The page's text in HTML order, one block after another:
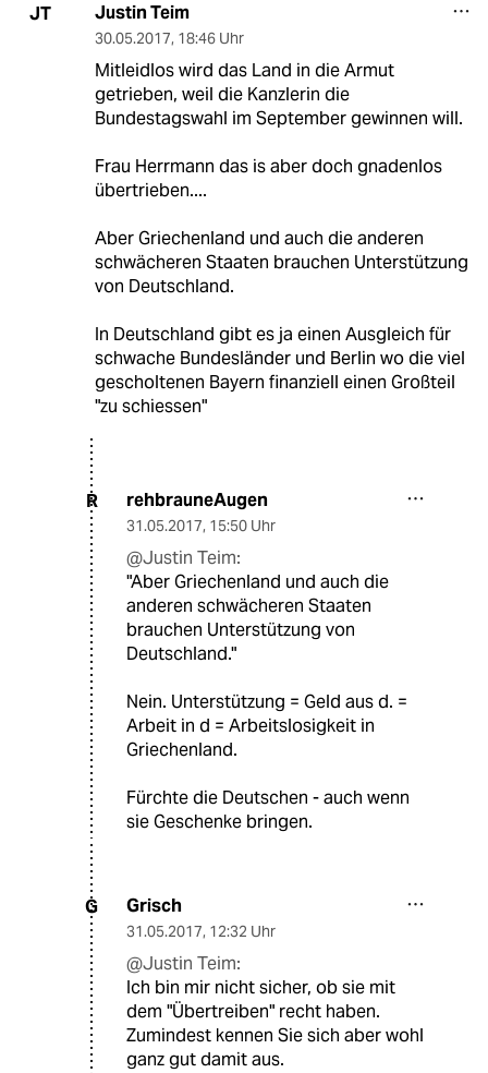
JT Justin Teim
30.05.2017, 18:46 Uhr
Mitleidlos wird das Land in die Armut
getrieben, weil die Kanzlerin die
Bundestagswahl im September gewinnen will.
Frau Herrmann das is aber doch gnadenlos
übertrieben....
Aber Griechenland und auch die anderen
schwächeren Staaten brauchen Unterstützung
von Deutschland.
In Deutschland gibt es ja einen Ausgleich für
schwache Bundesländer und Berlin wo die viel
gescholtenen Bayern finanziell einen Großteil
"zu schiessen"
R rehbrauneAugen
31.05.2017, 15:50 Uhr
@Justin Teim:
"Aber Griechenland und auch die
anderen schwächeren Staaten
brauchen Unterstützung von
Deutschland."
Nein. Unterstützung = Geld aus d. =
Arbeit in d = Arbeitslosigkeit in
Griechenland.
Fürchte die Deutschen - auch wenn
sie Geschenke bringen.
G Grisch
31.05.2017, 12:32 Uhr
@Justin Teim:
Ich bin mir nicht sicher, ob sie mit
dem "Übertreiben" recht haben.
Zumindest kennen Sie sich aber wohl
ganz gut damit aus.